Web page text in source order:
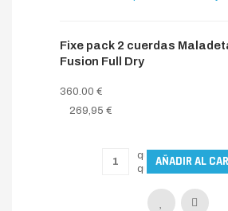
Fixe pack 2 cuerdas
Fusion Full Dry
360.00 €
269,95 €